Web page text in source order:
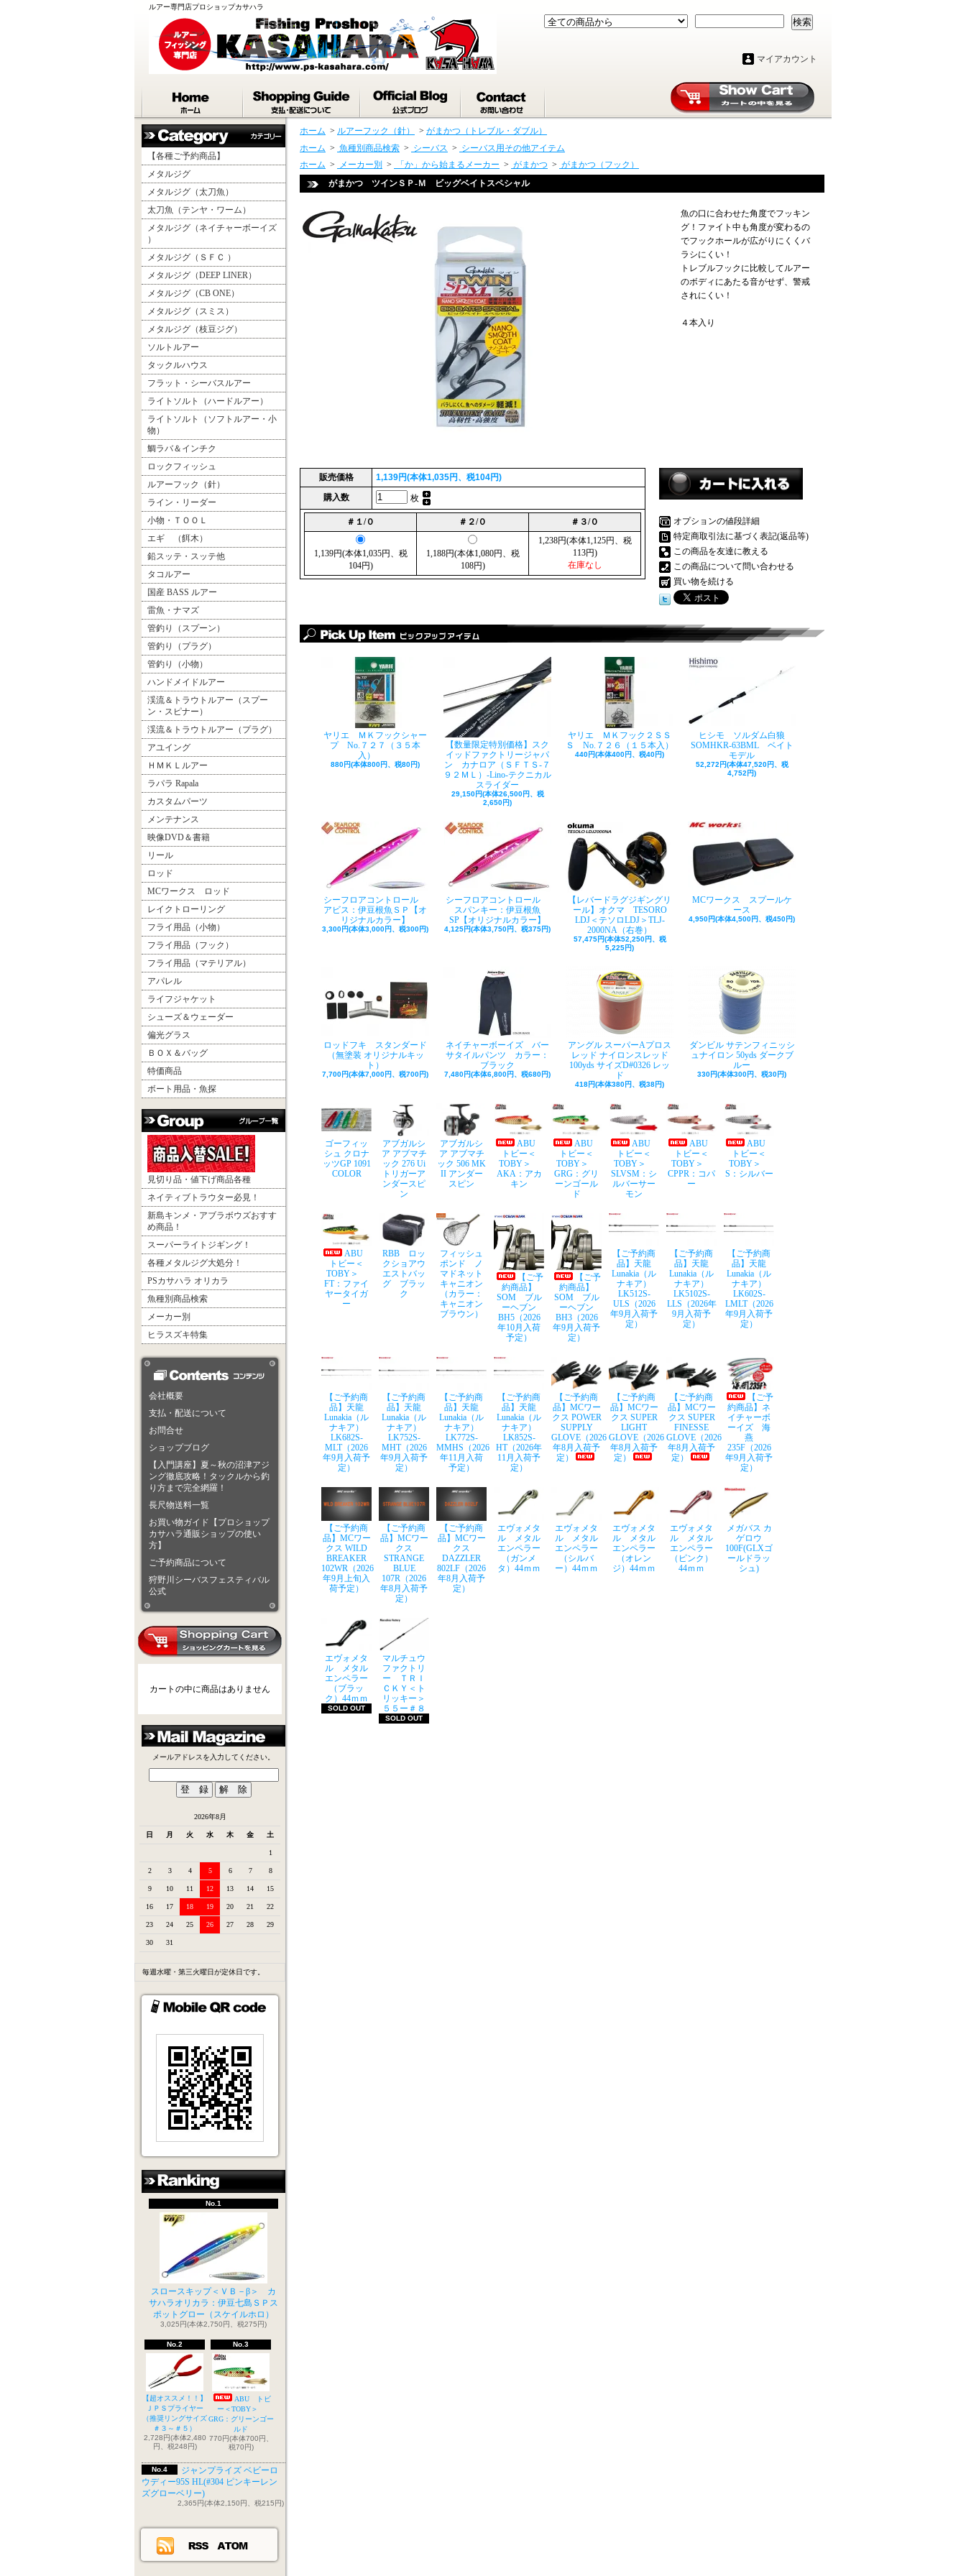
ルアー専門店プロショップカサハラ
検索
マイアカウント
【各種ご予約商品】
メタルジグ
メタルジグ（太刀魚）
太刀魚（テンヤ・ワーム）
メタルジグ（ネイチャーボーイズ
）
メタルジグ（ＳＦＣ ）
メタルジグ（DEEP LINER）
メタルジグ（CB ONE）
メタルジグ（スミス）
メタルジグ（枝豆ジグ）
ソルトルアー
タックルハウス
フラット・シーバスルアー
ライトソルト（ハードルアー）
ライトソルト（ソフトルアー・小
物）
鯛ラバ＆インチク
ロックフィッシュ
ルアーフック（針）
ライン・リーダー
小物・ＴＯＯＬ
エギ （餌木）
鉛スッテ・スッテ他
タコルアー
国産 BASS ルアー
雷魚・ナマズ
管釣り（スプーン）
管釣り（プラグ）
管釣り（小物）
ハンドメイドルアー
渓流＆トラウトルアー（スプー
ン・スピナー）
渓流＆トラウトルアー（プラグ）
アユイング
ＨＭＫＬルアー
ラパラ Rapala
カスタムパーツ
メンテナンス
映像DVD＆書籍
リール
ロッド
MCワークス ロッド
レイクトローリング
フライ用品（小物）
フライ用品（フック）
フライ用品（マテリアル）
アパレル
ライフジャケット
シューズ＆ウェーダー
偏光グラス
ＢＯＸ＆バッグ
特価商品
ボート用品・魚探
見切り品・値下げ商品各種
ネイティブトラウター必見！
新島キンメ・アブラボウズおすす
め商品！
スーパーライトジギング！
各種メタルジグ大処分！
PSカサハラ オリカラ
魚種別商品検索
メーカー別
ヒラスズキ特集
会社概要
支払・配送について
お問合せ
ショップブログ
【入門講座】夏～秋の沼津アジ
ング徹底攻略！タックルから釣
り方まで完全網羅！
長尺物送料一覧
お買い物ガイド【プロショップ
カサハラ通販ショップの使い
方】
ご予約商品について
狩野川シーバスフェスティバル
公式
カートの中に商品はありません
メールアドレスを入力してください。
2026年8月
日 月 火 水 木 金 土
1
2 3 4 5 6 7 8
9 10 11 12 13 14 15
16 17 18 19 20 21 22
23 24 25 26 27 28 29
30 31
毎週水曜・第三火曜日が定休日です。
No.1
スロースキップ＜ＶＢ－β＞ カ
サハラオリカラ：伊豆七島ＳＰス
ポットグロー（スケイルホロ）
3,025円(本体2,750円、税275円)
No.2
【超オススメ！！】
ＪＰＳプライヤー
（推奨リングサイズ
＃３～＃５）
2,728円(本体2,480
円、税248円)
No.3
ABU トビ
ー＜TOBY＞
GRG：グリーンゴー
ルド
770円(本体700円、
税70円)
No.4
ジャンプライズ ベビーロ
ウディー95S HL(#304 ピンキーレン
ズグローベリー)
2,365円(本体2,150円、税215円)
ホーム > ルアーフック（針） > がまかつ（トレブル・ダブル）
ホーム > 魚種別商品検索 > シーバス > シーバス用その他アイテム
ホーム > メーカー別 > 「か」から始まるメーカー > がまかつ > がまかつ（フック）
がまかつ ツインＳＰ‐Ｍ ビッグベイトスペシャル
魚の口に合わせた角度でフッキン
グ！ファイト中も角度が変わるの
でフックホールが広がりにくくバ
ラシにくい！
トレブルフックに比較してルアー
のボディにあたる音がせず、警戒
されにくい！
４本入り
販売価格
1,139円(本体1,035円、税104円)
購入数
枚
＃１/０ ＃２/０ ＃３/０
1,139円(本体1,035円、税
104円)
1,188円(本体1,080円、税
108円)
1,238円(本体1,125円、税
113円)
在庫なし
オプションの値段詳細
特定商取引法に基づく表記(返品等)
この商品を友達に教える
この商品について問い合わせる
買い物を続ける
ヤリエ ＭＫフックシャー
プ No.７２７（３５本
入）
880円(本体800円、税80円)
【数量限定特別価格】スク
イッドファクトリージャパ
ン カナロア（ＳＦＴＳ-７
９２ＭＬ）-Lino-テクニカル
スライダー
29,150円(本体26,500円、税
2,650円)
ヤリエ ＭＫフック２ＳＳ
Ｓ No.７２６（１５本入）
440円(本体400円、税40円)
ヒシモ ソルダム白狼
SOMHKR-63BML ベイト
モデル
52,272円(本体47,520円、税
4,752円)
シーフロアコントロール
アビス：伊豆根魚ＳＰ【オ
リジナルカラー】
3,300円(本体3,000円、税300円)
シーフロアコントロール
スパンキー：伊豆根魚
SP【オリジナルカラー】
4,125円(本体3,750円、税375円)
【レバードラグジギングリ
ール】オクマ TESORO
LDJ＜テソロLDJ＞TLJ-
2000NA（右巻）
57,475円(本体52,250円、税
5,225円)
MCワークス スプールケ
ース
4,950円(本体4,500円、税450円)
ロッドフキ スタンダード
（無塗装 オリジナルキッ
ト）
7,700円(本体7,000円、税700円)
ネイチャーボーイズ バー
サタイルパンツ カラー：
ブラック
7,480円(本体6,800円、税680円)
アングル スーパーAプロス
レッド ナイロンスレッド
100yds サイズD#0326 レッ
ド
418円(本体380円、税38円)
ダンビル サテンフィニッシ
ュナイロン 50yds ダークブ
ルー
330円(本体300円、税30円)
ゴーフィッ
シュ クロナ
ッツGP 1091
COLOR
アブガルシ
ア アブマチ
ック 276 Ui
トリガーア
ンダースピ
ン
アブガルシ
ア アブマチ
ック 506 MK
II アンダー
スピン
ABU
トビー＜
TOBY＞
AKA：アカ
キン
ABU
トビー＜
TOBY＞
GRG：グリ
ーンゴール
ド
ABU
トビー＜
TOBY＞
SLVSM：シ
ルバーサー
モン
ABU
トビー＜
TOBY＞
CPPR：コパ
ー
ABU
トビー＜
TOBY＞
S：シルバー
ABU
トビー＜
TOBY＞
FT：ファイ
ヤータイガ
ー
RBB ロッ
クショアウ
エストバッ
グ ブラッ
ク
フィッシュ
ポンド ノ
マドネット
キャニオン
（カラー：
キャニオン
ブラウン）
【ご予
約商品】
SOM ブル
ーヘブン
BH5（2026
年10月入荷
予定）
【ご予
約商品】
SOM ブル
ーヘブン
BH3（2026
年9月入荷予
定）
【ご予約商
品】天龍
Lunakia（ル
ナキア）
LK512S-
ULS（2026
年9月入荷予
定）
【ご予約商
品】天龍
Lunakia（ル
ナキア）
LK5102S-
LLS（2026年
9月入荷予
定）
【ご予約商
品】天龍
Lunakia（ル
ナキア）
LK602S-
LMLT（2026
年9月入荷予
定）
【ご予約商
品】天龍
Lunakia（ル
ナキア）
LK682S-
MLT（2026
年9月入荷予
定）
【ご予約商
品】天龍
Lunakia（ル
ナキア）
LK752S-
MHT（2026
年9月入荷予
定）
【ご予約商
品】天龍
Lunakia（ル
ナキア）
LK772S-
MMHS（2026
年11月入荷
予定）
【ご予約商
品】天龍
Lunakia（ル
ナキア）
LK852S-
HT（2026年
11月入荷予
定）
【ご予約商
品】MCワー
クス POWER
SUPPLY
GLOVE（2026
年8月入荷予
定）
【ご予約商
品】MCワー
クス SUPER
LIGHT
GLOVE（2026
年8月入荷予
定）
【ご予約商
品】MCワー
クス SUPER
FINESSE
GLOVE（2026
年8月入荷予
定）
【ご予
約商品】ネ
イチャーボ
ーイズ 海
燕
235F（2026
年9月入荷予
定）
【ご予約商
品】MCワー
クス WILD
BREAKER
102WR（2026
年9月上旬入
荷予定）
【ご予約商
品】MCワー
クス
STRANGE
BLUE
107R（2026
年8月入荷予
定）
【ご予約商
品】MCワー
クス
DAZZLER
802LF（2026
年8月入荷予
定）
エヴォメタ
ル メタル
エンペラー
（ガンメ
タ）44ｍｍ
エヴォメタ
ル メタル
エンペラー
（シルバ
ー）44ｍｍ
エヴォメタ
ル メタル
エンペラー
（オレン
ジ）44ｍｍ
エヴォメタ
ル メタル
エンペラー
（ピンク）
44ｍｍ
メガバス カ
ゲロウ
100F(GLXゴ
ールドラッ
シュ)
エヴォメタ
ル メタル
エンペラー
（ブラッ
ク）44ｍｍ
SOLD OUT
マルチュウ
ファクトリ
ー ＴＲＩ
ＣＫＹ＜ト
リッキー＞
５５ー＃８
SOLD OUT